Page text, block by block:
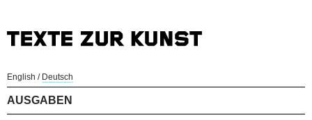
English / Deutsch
AUSGABEN